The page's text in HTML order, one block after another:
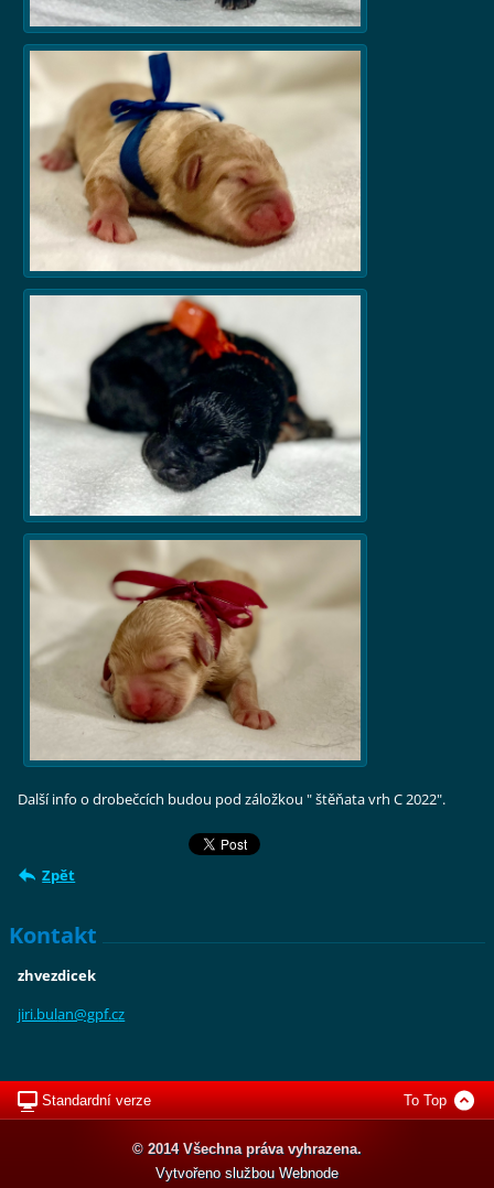
Další info o drobečcích budou pod záložkou " štěňata vrh C 2022".
Zpět
Kontakt
zhvezdicek
jiri.bulan@gpf.cz
Standardní verze To Top
© 2014 Všechna práva vyhrazena.
Vytvořeno službou Webnode